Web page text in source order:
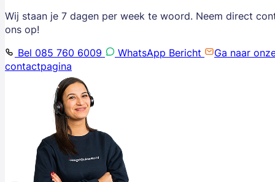
Wij staan je 7 dagen per week te woord. Neem direct
ons op!
Bel 085 760 6009
WhatsApp Bericht
Ga naar
contactpagina